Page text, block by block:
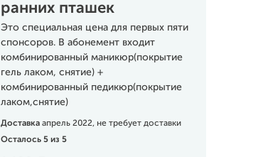
ранних пташек
Это специальная цена для первых пяти
спонсоров. В абонемент входит
комбинированный маникюр(покрытие
гель лаком, снятие) +
комбинированный педикюр(покрытие
лаком,снятие)
Доставка апрель 2022, не требует доставки
Осталось 5 из 5